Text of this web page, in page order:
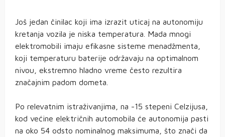
Još jedan činilac koji ima izrazit uticaj na autonomiju
kretanja vozila je niska temperatura. Mada mnogi
elektromobili imaju efikasne sisteme menadžmenta,
koji temperaturu baterije održavaju na optimalnom
nivou, ekstremno hladno vreme često rezultira
značajnim padom dometa.
Po relevatnim istraživanjima, na -15 stepeni Celzijusa,
kod većine električnih automobila će autonomija pasti
na oko 54 odsto nominalnog maksimuma, što znači da